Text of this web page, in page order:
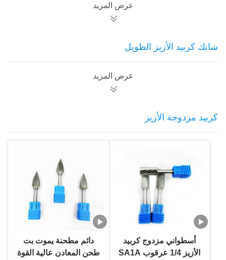
عرض المزيد
شانك كربيد الأزيز الطويل
عرض المزيد
كربيد مزدوجة الأزيز
أسطواني مزدوج كربيد
الأزيز 1/4 عرقوب SA1A
دائم مطحنة يموت بت
طحن المعادن عالية القوة